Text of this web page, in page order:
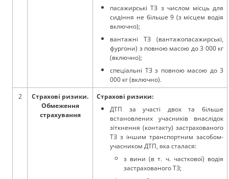
пасажирські ТЗ з числом місць для
сидіння не більше 9 (з місцем водія
включно);
вантажні ТЗ (вантажопасажирські,
фургони) з повною масою до 3 000 кг
(включно);
спеціальні ТЗ з повною масою до 3
000 кг (включно).
2
Страхові ризики.
Обмеження
страхування
Страхові ризики:
ДТП за участі двох та більше
встановлених учасників внаслідок
зіткнення (контакту) застрахованого
ТЗ з іншим транспортним засобом-
учасником ДТП, яка сталася:
з вини (в т. ч. часткової) водія
застрахованого ТЗ;